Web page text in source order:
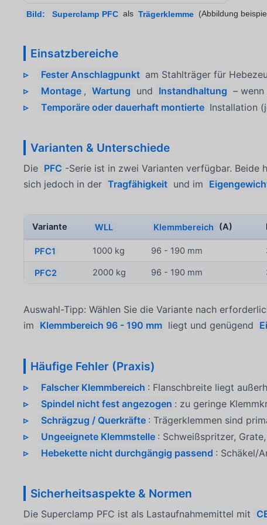
Bild: Superclamp PFC als Trägerklemme (Abbildung
Einsatzbereiche
Fester Anschlagpunkt am Stahlträger für
Montage , Wartung und Instandhaltung –
Temporäre oder dauerhaft montierte Installation
Varianten & Unterschiede
Die PFC -Serie ist in zwei Varianten verfügbar. Beide
sich jedoch in der Tragfähigkeit und im
Variante WLL Klemmbereich (A)
PFC1 1000 kg 96 - 190 mm
PFC2 2000 kg 96 - 190 mm
Auswahl-Tipp: Wählen Sie die Variante nach
im Klemmbereich 96 - 190 mm liegt und genügend
Häufige Fehler (Praxis)
Falscher Klemmbereich : Flanschbreite liegt
Spindel nicht fest angezogen : zu geringe
Schrägzug / Querkräfte : Trägerklemmen sind
Ungeeignete Klemmstelle : Schweißspritzer,
Hebekette nicht durchgängig passend : Schäkel/
Sicherheitsaspekte & Normen
Die Superclamp PFC ist als Lastaufnahmemittel mit